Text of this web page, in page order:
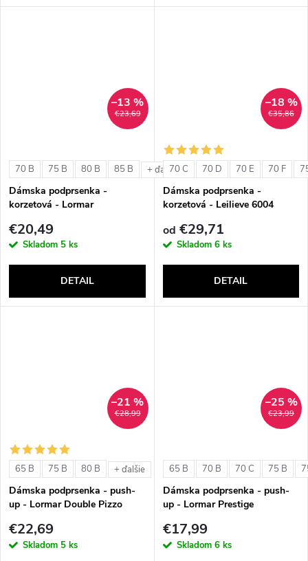
€23,69
–13 %
70 B 75 B 80 B 85 B + ďalšie
Dámska podprsenka -
korzetová - Lormar
€20,49
Skladom 5 ks
DETAIL
€35,86
–18 %
70 C 70 D 70 E 70 F
Dámska podprsenka -
korzetová - Leilieve 6004
od €29,71
Skladom 6 ks
DETAIL
€28,99
–21 %
65 B 75 B 80 B + ďalšie
Dámska podprsenka - push-
up - Lormar Double Pizzo
€22,69
Skladom 5 ks
€23,99
–25 %
65 B 70 B 70 C 75 B
Dámska podprsenka - push-
up - Lormar Prestige
€17,99
Skladom 6 ks